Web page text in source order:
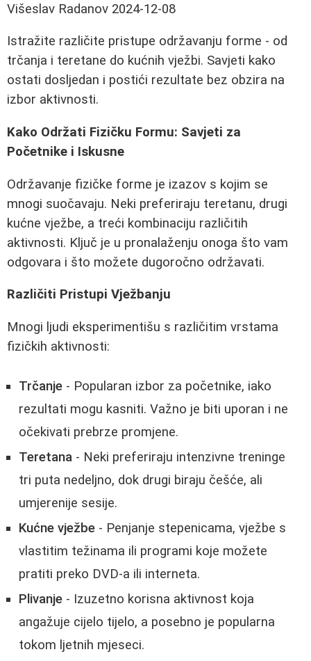
Višeslav Radanov 2024-12-08
Istražite različite pristupe održavanju forme - od
trčanja i teretane do kućnih vježbi. Savjeti kako
ostati dosljedan i postići rezultate bez obzira na
izbor aktivnosti.
Kako Održati Fizičku Formu: Savjeti za
Početnike i Iskusne
Održavanje fizičke forme je izazov s kojim se
mnogi suočavaju. Neki preferiraju teretanu, drugi
kućne vježbe, a treći kombinaciju različitih
aktivnosti. Ključ je u pronalaženju onoga što vam
odgovara i što možete dugoročno održavati.
Različiti Pristupi Vježbanju
Mnogi ljudi eksperimentišu s različitim vrstama
fizičkih aktivnosti:
Trčanje - Popularan izbor za početnike, iako
rezultati mogu kasniti. Važno je biti uporan i ne
očekivati prebrze promjene.
Teretana - Neki preferiraju intenzivne treninge
tri puta nedeljno, dok drugi biraju češće, ali
umjerenije sesije.
Kućne vježbe - Penjanje stepenicama, vježbe s
vlastitim težinama ili programi koje možete
pratiti preko DVD-a ili interneta.
Plivanje - Izuzetno korisna aktivnost koja
angažuje cijelo tijelo, a posebno je popularna
tokom ljetnih mjeseci.